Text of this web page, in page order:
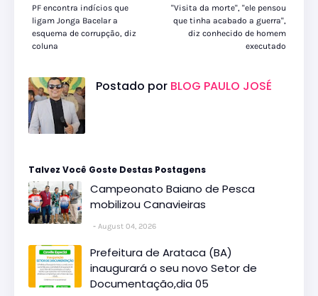
"Visita da morte", "ele pensou
que tinha acabado a guerra",
diz conhecido de homem
executado
PF encontra indícios que
ligam Jonga Bacelar a
esquema de corrupção, diz
coluna
Postado por BLOG PAULO JOSÉ
Talvez Você Goste Destas Postagens
Campeonato Baiano de Pesca
mobilizou Canavieiras
August 04, 2026
Prefeitura de Arataca (BA)
inaugurará o seu novo Setor de
Documentação,dia 05